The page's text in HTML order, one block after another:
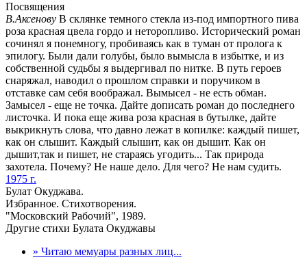
Посвящения
В.Аксенову В склянке темного стекла из-под импортного пива
роза красная цвела гордо и неторопливо. Исторический роман
сочинял я понемногу, пробиваясь как в туман от пролога к
эпилогу. Были дали голубы, было вымысла в избытке, и из
собственной судьбы я выдергивал по нитке. В путь героев
снаряжал, наводил о прошлом справки и поручиком в
отставке сам себя воображал. Вымысел - не есть обман.
Замысел - еще не точка. Дайте дописать роман до последнего
листочка. И пока еще жива роза красная в бутылке, дайте
выкрикнуть слова, что давно лежат в копилке: каждый пишет,
как он слышит. Каждый слышит, как он дышит. Как он
дышит,так и пишет, не стараясь угодить... Так природа
захотела. Почему? Не наше дело. Для чего? Не нам судить.
1975 г.
Булат Окуджава.
Избранное. Стихотворения.
"Московский Рабочий", 1989.
Другие стихи Булата Окуджавы
» Читаю мемуары разных лиц...